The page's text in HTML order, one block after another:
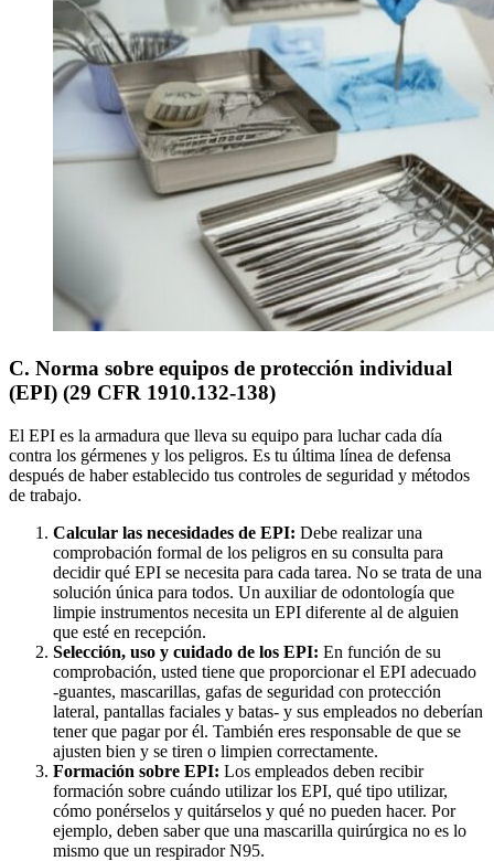
C. Norma sobre equipos de protección individual
(EPI) (29 CFR 1910.132-138)
El EPI es la armadura que lleva su equipo para luchar cada día
contra los gérmenes y los peligros. Es tu última línea de defensa
después de haber establecido tus controles de seguridad y métodos
de trabajo.
Calcular las necesidades de EPI: Debe realizar una
comprobación formal de los peligros en su consulta para
decidir qué EPI se necesita para cada tarea. No se trata de una
solución única para todos. Un auxiliar de odontología que
limpie instrumentos necesita un EPI diferente al de alguien
que esté en recepción.
Selección, uso y cuidado de los EPI: En función de su
comprobación, usted tiene que proporcionar el EPI adecuado
-guantes, mascarillas, gafas de seguridad con protección
lateral, pantallas faciales y batas- y sus empleados no deberían
tener que pagar por él. También eres responsable de que se
ajusten bien y se tiren o limpien correctamente.
Formación sobre EPI: Los empleados deben recibir
formación sobre cuándo utilizar los EPI, qué tipo utilizar,
cómo ponérselos y quitárselos y qué no pueden hacer. Por
ejemplo, deben saber que una mascarilla quirúrgica no es lo
mismo que un respirador N95.